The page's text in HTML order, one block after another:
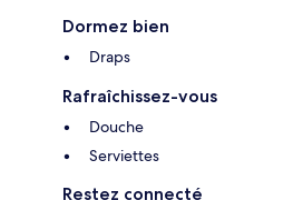
Dormez bien
Draps
Rafraîchissez-vous
Douche
Serviettes
Restez connecté